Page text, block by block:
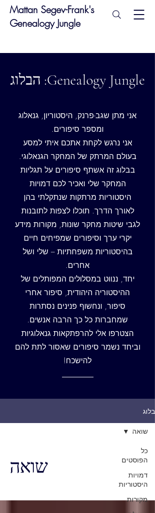
Mattan Segev-Frank's
Genealogy Jungle
Genealogy Jungle: הבלוג
אני מתן שגב-פרנק, היסטוריון, גנאלוג
ומספר סיפורים.
אני נרגש לקחת אתכם איתי למסע
בעולם המרתק של המחקר הגנאלוגי.
בבלוג זה אשתף סיפורים על תגליות
המחקר שלי ואכיר לכם דמויות
היסטוריות מרתקות שנתקלתי בהן
לאורך הדרך. תוכלו לצפות לתובנות
לגבי שיטות מחקר שונות, מקורות מידע
יקרי ערך וסיפורים שמפיחים חיים
בהיסטוריות משפחתיות – שלי ושל
אחרים.
יחד, ננווט במסלולים המפותלים של
ההיסטוריה היהודית, סיפור אחרי
סיפור, ונחשוף פנינים נסתרות
שמחברות כל כך הרבה אנשים.
הצטרפו אלי להרפתקאות גנאלוגיות
וביחד נשמר סיפורים שאסור לתת להם
להישכח!
בלוג
כל
הפוסטים
דמויות
היסטוריות
מקורות
שואה
שואה